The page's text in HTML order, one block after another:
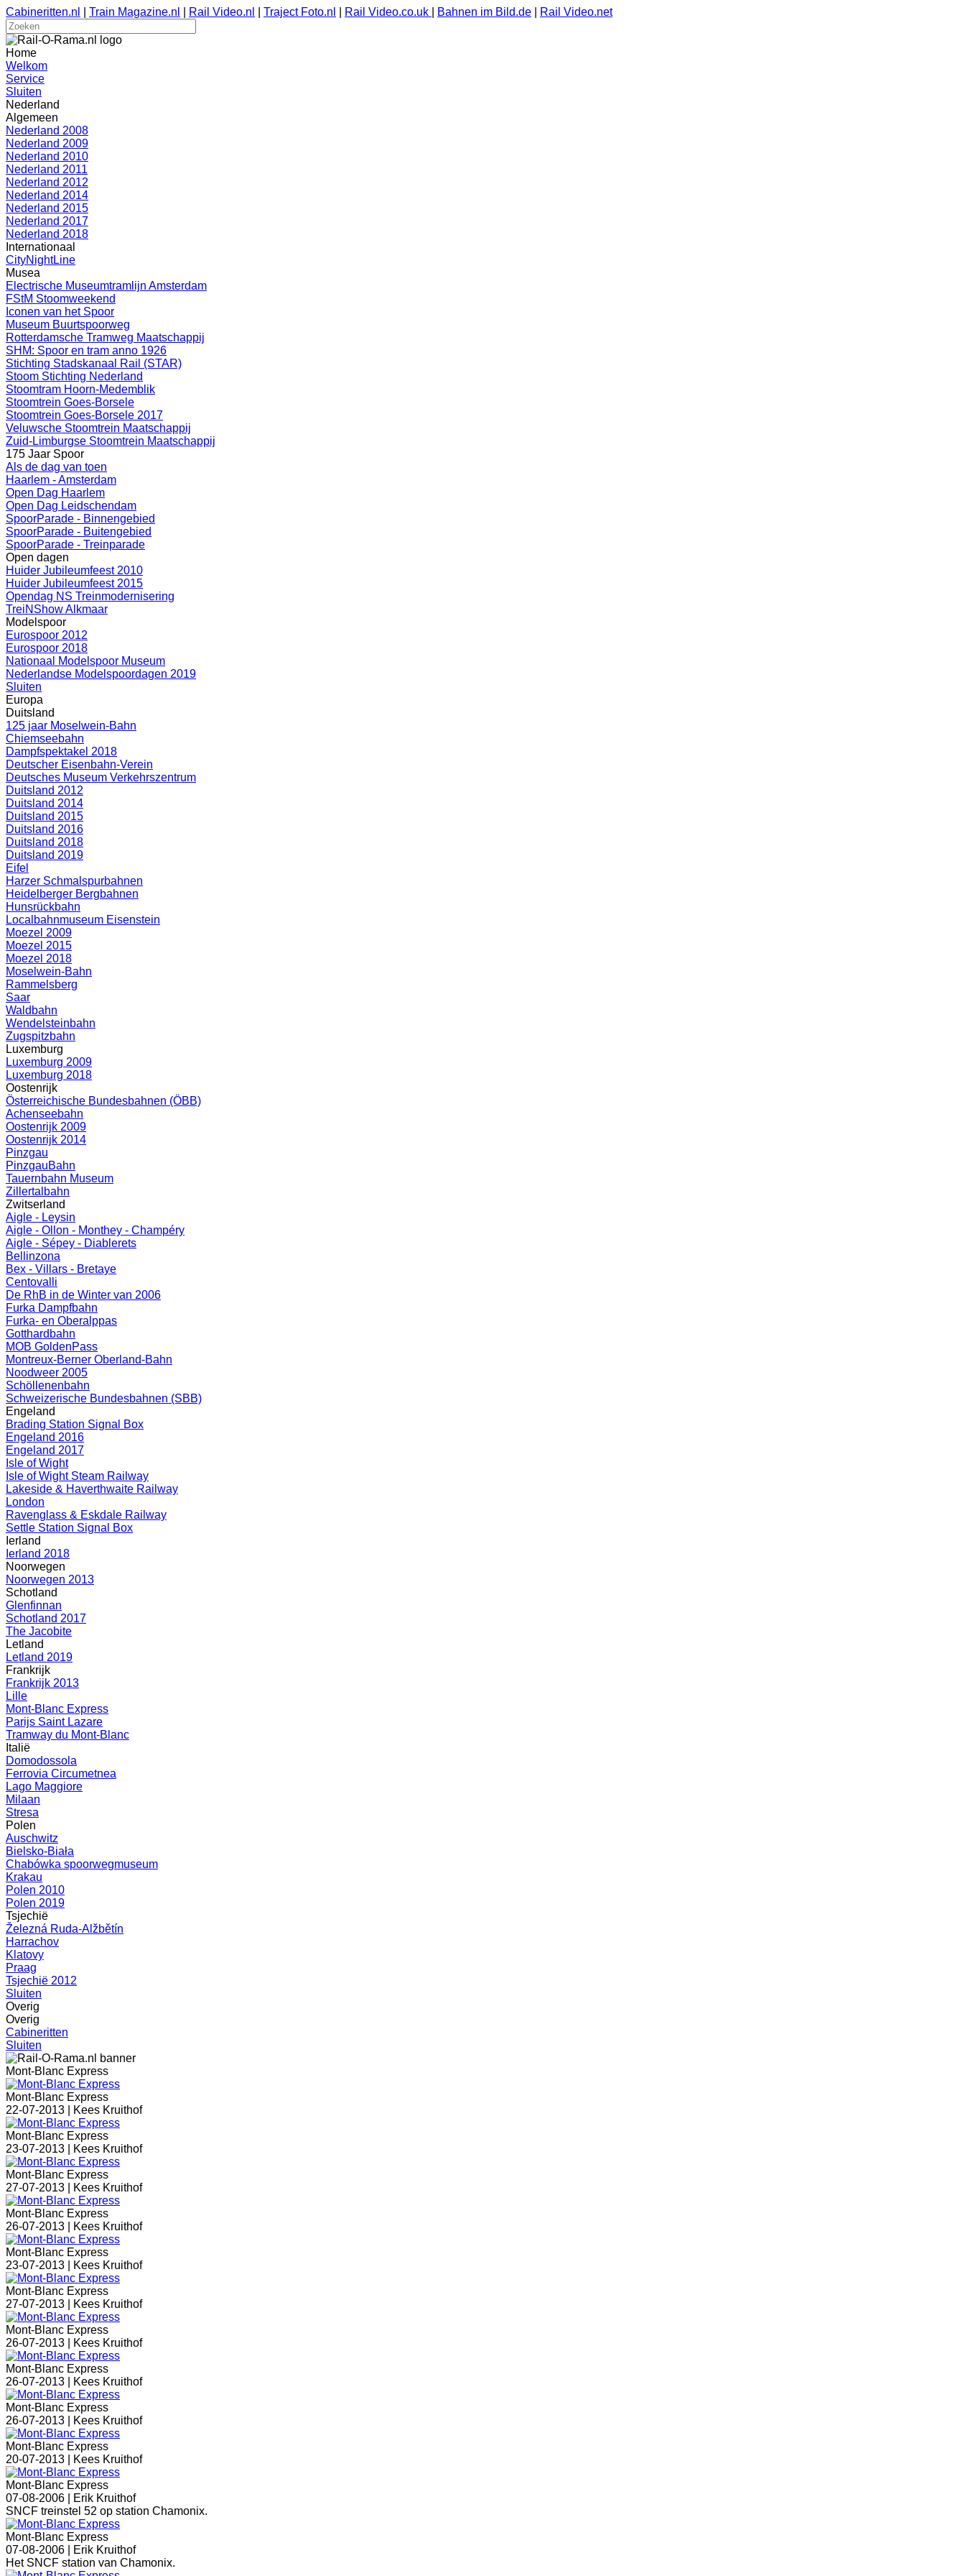
Cabineritten.nl Train Magazine.nl Rail Video.nl Traject Foto.nl Rail Video.co.uk Bahnen im Bild.de Rail Video.net
Home
Welkom
Service
Sluiten
Nederland
Algemeen
Nederland 2008
Nederland 2009
Nederland 2010
Nederland 2011
Nederland 2012
Nederland 2014
Nederland 2015
Nederland 2017
Nederland 2018
Internationaal
CityNightLine
Musea
Electrische Museumtramlijn Amsterdam
FStM Stoomweekend
Iconen van het Spoor
Museum Buurtspoorweg
Rotterdamsche Tramweg Maatschappij
SHM: Spoor en tram anno 1926
Stichting Stadskanaal Rail (STAR)
Stoom Stichting Nederland
Stoomtram Hoorn-Medemblik
Stoomtrein Goes-Borsele
Stoomtrein Goes-Borsele 2017
Veluwsche Stoomtrein Maatschappij
Zuid-Limburgse Stoomtrein Maatschappij
175 Jaar Spoor
Als de dag van toen
Haarlem - Amsterdam
Open Dag Haarlem
Open Dag Leidschendam
SpoorParade - Binnengebied
SpoorParade - Buitengebied
SpoorParade - Treinparade
Open dagen
Huider Jubileumfeest 2010
Huider Jubileumfeest 2015
Opendag NS Treinmodernisering
TreiNShow Alkmaar
Modelspoor
Eurospoor 2012
Eurospoor 2018
Nationaal Modelspoor Museum
Nederlandse Modelspoordagen 2019
Sluiten
Europa
Duitsland
125 jaar Moselwein-Bahn
Chiemseebahn
Dampfspektakel 2018
Deutscher Eisenbahn-Verein
Deutsches Museum Verkehrszentrum
Duitsland 2012
Duitsland 2014
Duitsland 2015
Duitsland 2016
Duitsland 2018
Duitsland 2019
Eifel
Harzer Schmalspurbahnen
Heidelberger Bergbahnen
Hunsrückbahn
Localbahnmuseum Eisenstein
Moezel 2009
Moezel 2015
Moezel 2018
Moselwein-Bahn
Rammelsberg
Saar
Waldbahn
Wendelsteinbahn
Zugspitzbahn
Luxemburg
Luxemburg 2009
Luxemburg 2018
Oostenrijk
Österreichische Bundesbahnen (ÖBB)
Achenseebahn
Oostenrijk 2009
Oostenrijk 2014
Pinzgau
PinzgauBahn
Tauernbahn Museum
Zillertalbahn
Zwitserland
Aigle - Leysin
Aigle - Ollon - Monthey - Champéry
Aigle - Sépey - Diablerets
Bellinzona
Bex - Villars - Bretaye
Centovalli
De RhB in de Winter van 2006
Furka Dampfbahn
Furka- en Oberalppas
Gotthardbahn
MOB GoldenPass
Montreux-Berner Oberland-Bahn
Noodweer 2005
Schöllenenbahn
Schweizerische Bundesbahnen (SBB)
Engeland
Brading Station Signal Box
Engeland 2016
Engeland 2017
Isle of Wight
Isle of Wight Steam Railway
Lakeside & Haverthwaite Railway
London
Ravenglass & Eskdale Railway
Settle Station Signal Box
Ierland
Ierland 2018
Noorwegen
Noorwegen 2013
Schotland
Glenfinnan
Schotland 2017
The Jacobite
Letland
Letland 2019
Frankrijk
Frankrijk 2013
Lille
Mont-Blanc Express
Parijs Saint Lazare
Tramway du Mont-Blanc
Italië
Domodossola
Ferrovia Circumetnea
Lago Maggiore
Milaan
Stresa
Polen
Auschwitz
Bielsko-Biała
Chabówka spoorwegmuseum
Krakau
Polen 2010
Polen 2019
Tsjechië
Železná Ruda-Alžbětín
Harrachov
Klatovy
Praag
Tsjechië 2012
Sluiten
Overig
Overig
Cabineritten
Sluiten
Mont-Blanc Express
Mont-Blanc Express
22-07-2013 |
Kees Kruithof
Mont-Blanc Express
23-07-2013 |
Kees Kruithof
Mont-Blanc Express
27-07-2013 |
Kees Kruithof
Mont-Blanc Express
26-07-2013 |
Kees Kruithof
Mont-Blanc Express
23-07-2013 |
Kees Kruithof
Mont-Blanc Express
27-07-2013 |
Kees Kruithof
Mont-Blanc Express
26-07-2013 |
Kees Kruithof
Mont-Blanc Express
26-07-2013 |
Kees Kruithof
Mont-Blanc Express
26-07-2013 |
Kees Kruithof
Mont-Blanc Express
20-07-2013 |
Kees Kruithof
Mont-Blanc Express
07-08-2006 |
Erik Kruithof
SNCF treinstel 52 op station Chamonix.
Mont-Blanc Express
07-08-2006 |
Erik Kruithof
Het SNCF station van Chamonix.